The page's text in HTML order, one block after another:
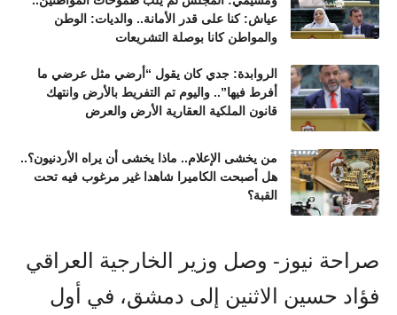
عياش: كنا على قدر الأمانة.. والديات: الوطن
والمواطن كانا بوصلة التشريعات
الروابدة: جدي كان يقول “أرضي مثل عرضي ما
أفرط فيها”.. واليوم تم التفريط بالأرض وانتهك
قانون الملكية العقارية الأرض والعرض
من يخشى الإعلام.. ماذا يخشى أن يراه الأردنيون؟..
هل أصبحت الكاميرا شاهدا غير مرغوب فيه تحت
القبة؟
صراحة نيوز- وصل وزير الخارجية العراقي
فؤاد حسين الاثنين إلى دمشق، في أول